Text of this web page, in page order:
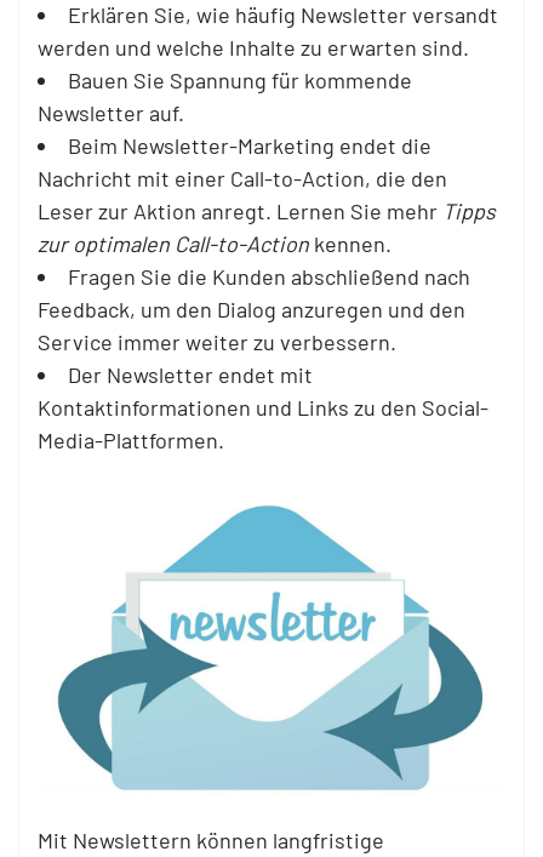
Erklären Sie, wie häufig Newsletter versandt
werden und welche Inhalte zu erwarten sind.
Bauen Sie Spannung für kommende
Newsletter auf.
Beim Newsletter-Marketing endet die
Nachricht mit einer Call-to-Action, die den
Leser zur Aktion anregt. Lernen Sie mehr Tipps
zur optimalen Call-to-Action kennen.
Fragen Sie die Kunden abschließend nach
Feedback, um den Dialog anzuregen und den
Service immer weiter zu verbessern.
Der Newsletter endet mit
Kontaktinformationen und Links zu den Social-
Media-Plattformen.
Mit Newslettern können langfristige